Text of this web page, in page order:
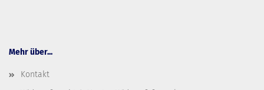
Mehr über...
Kontakt